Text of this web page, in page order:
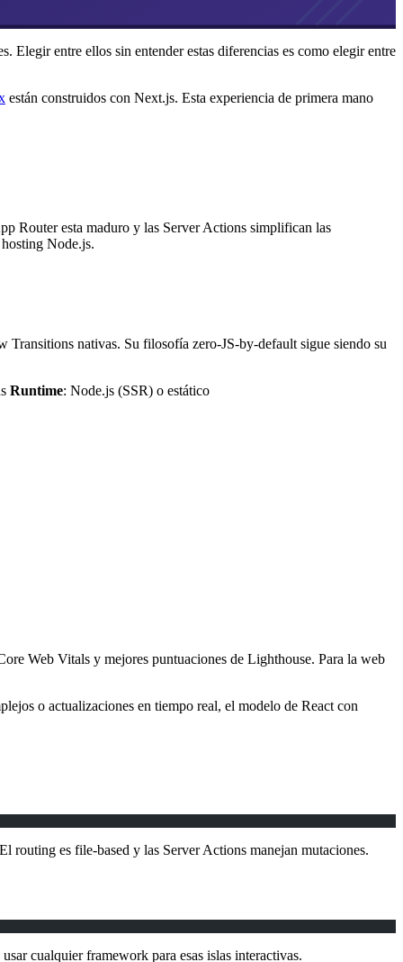
Elegir entre ellos sin entender estas diferencias es como elegir entre
están construidos con Next.js. Esta experiencia de primera mano
Router esta maduro y las Server Actions simplifican las
Node.js.
nativas. Su filosofía zero-JS-by-default sigue siendo su
Runtime: Node.js (SSR) o estático
Web Vitals y mejores puntuaciones de Lighthouse. Para la web
o actualizaciones en tiempo real, el modelo de React con
routing es file-based y las Server Actions manejan mutaciones.
cualquier framework para esas islas interactivas.